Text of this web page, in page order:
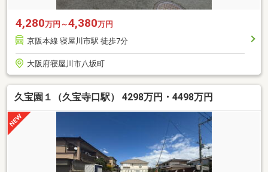
4,280万円～4,380万円
京阪本線 寝屋川市駅 徒歩7分
大阪府寝屋川市八坂町
久宝園１（久宝寺口駅） 4298万円・4498万円